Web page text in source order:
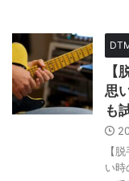
【
思
も
【
い時